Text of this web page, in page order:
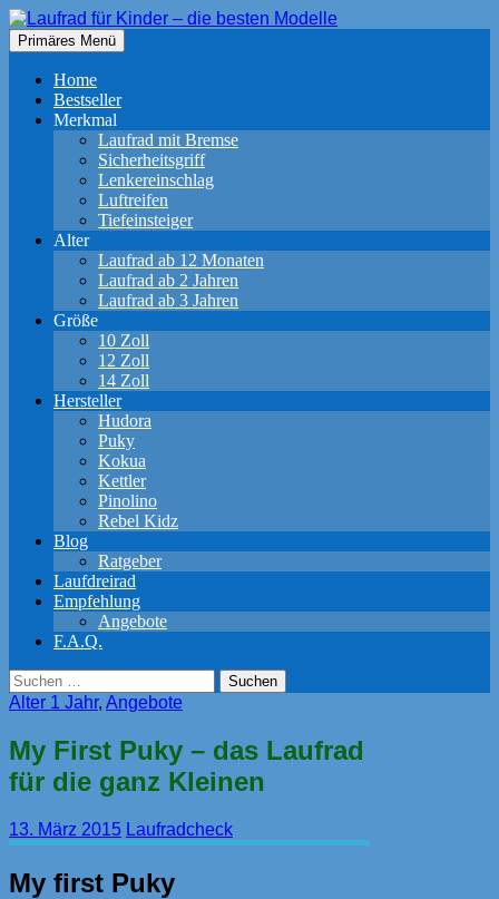
Zum
Inhalt
springen
Laufrad für Kinder – die besten
Modelle
Suchen
Primäres Menü
Home
Bestseller
Merkmal
Laufrad mit Bremse
Sicherheitsgriff
Lenkereinschlag
Luftreifen
Tiefeinsteiger
Alter
Laufrad ab 12 Monaten
Laufrad ab 2 Jahren
Laufrad ab 3 Jahren
Größe
10 Zoll
12 Zoll
14 Zoll
Hersteller
Hudora
Puky
Kokua
Kettler
Pinolino
Rebel Kidz
Blog
Ratgeber
Laufdreirad
Empfehlung
Angebote
F.A.Q.
Suchen
nach:
Alter 1 Jahr, Angebote
My First Puky – das Laufrad
für die ganz Kleinen
13. März 2015 Laufradcheck
My first Puky